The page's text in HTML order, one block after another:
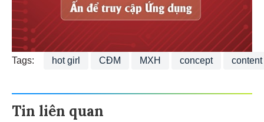
Tags: hot girl CĐM MXH concept content
Tin liên quan